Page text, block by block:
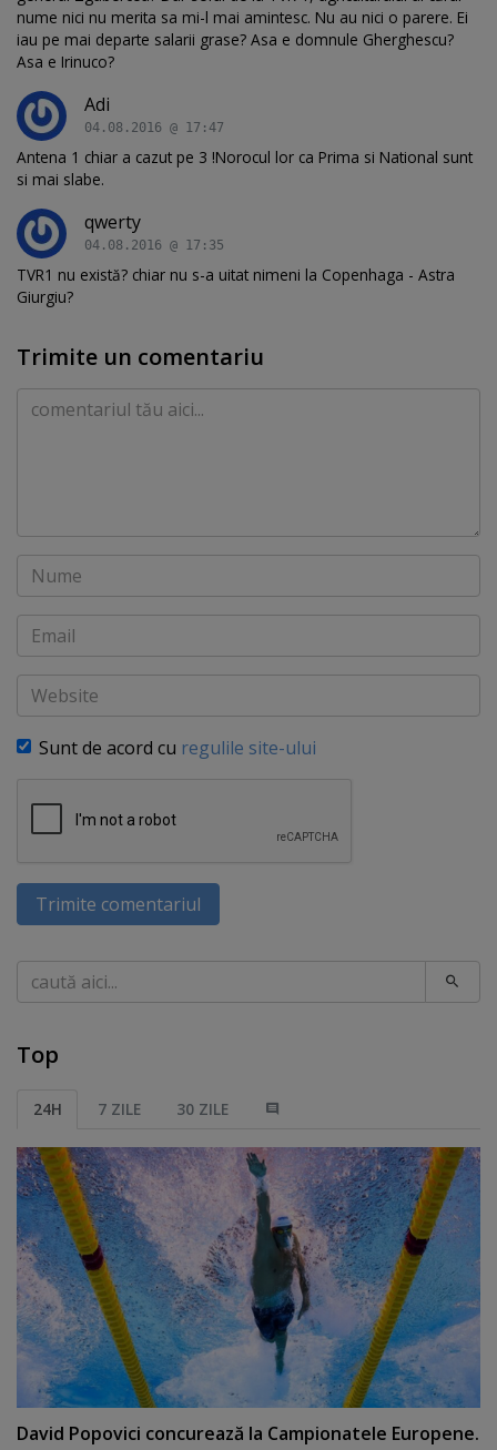
nume nici nu merita sa mi-l mai amintesc. Nu au nici o parere. Ei
iau pe mai departe salarii grase? Asa e domnule Gherghescu?
Asa e Irinuco?
Adi
04.08.2016 @ 17:47
Antena 1 chiar a cazut pe 3 !Norocul lor ca Prima si National sunt
si mai slabe.
qwerty
04.08.2016 @ 17:35
TVR1 nu există? chiar nu s-a uitat nimeni la Copenhaga - Astra
Giurgiu?
Trimite un comentariu
Comentariu
Nume
Email
Website
Sunt de acord cu regulile site-ului
Trimite comentariul
Caută
Top
24H 7 ZILE 30 ZILE
David Popovici concurează la Campionatele Europene.